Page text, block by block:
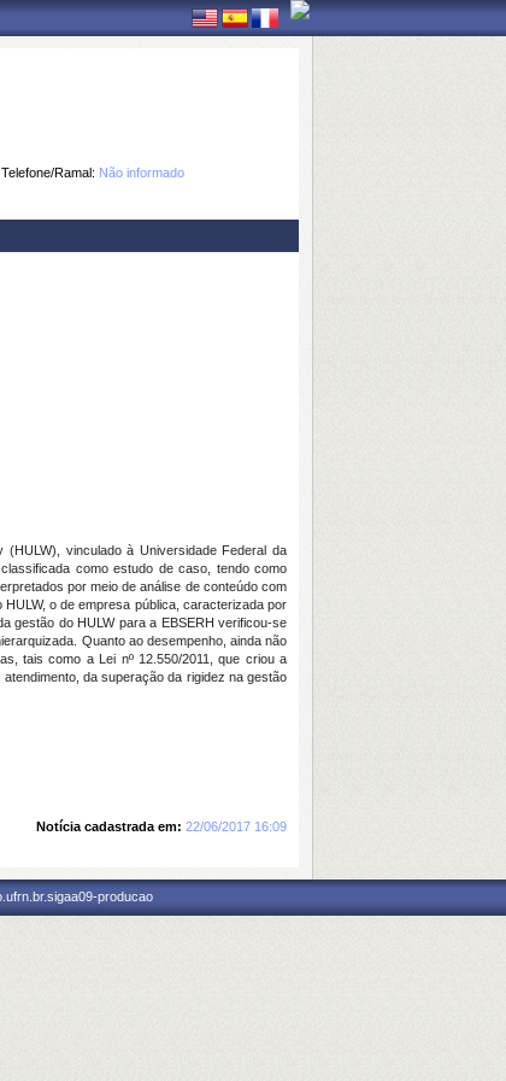
Telefone/Ramal: Não informado
vinculado à Universidade Federal da
como estudo de caso, tendo como
por meio de análise de conteúdo com
o de empresa pública, caracterizada por
gestão do HULW para a EBSERH verificou-se
Quanto ao desempenho, ainda não
tais como a Lei nº 12.550/2011, que criou a
da superação da rigidez na gestão
Notícia cadastrada em: 22/06/2017 16:09
producao